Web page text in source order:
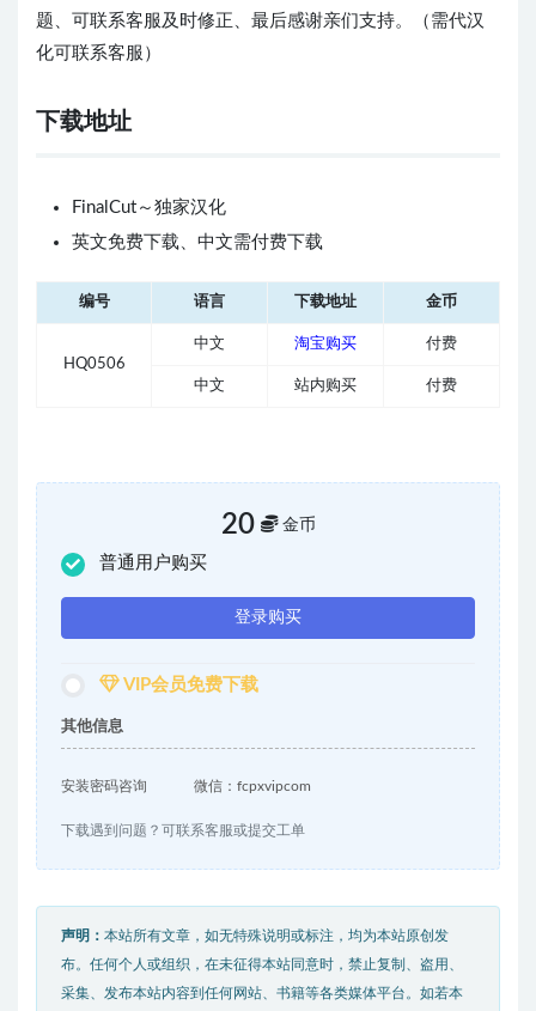
题、可联系客服及时修正、最后感谢亲们支持。（需代汉
化可联系客服）
下载地址
FinalCut～独家汉化
英文免费下载、中文需付费下载
编号 语言 下载地址 金币
HQ0506
中文 淘宝购买 付费
中文 站内购买 付费
20 金币
普通用户购买
登录购买
VIP会员免费下载
其他信息
安装密码咨询 微信：fcpxvipcom
下载遇到问题？可联系客服或提交工单
声明： 本站所有文章，如无特殊说明或标注，均为本站原创发
布。任何个人或组织，在未征得本站同意时，禁止复制、盗用、
采集、发布本站内容到任何网站、书籍等各类媒体平台。如若本